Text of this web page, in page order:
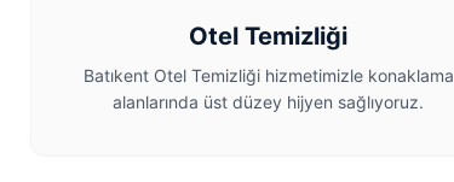
Otel Temizliği
Batıkent Otel Temizliği hizmetimizle konaklama
alanlarında üst düzey hijyen sağlıyoruz.